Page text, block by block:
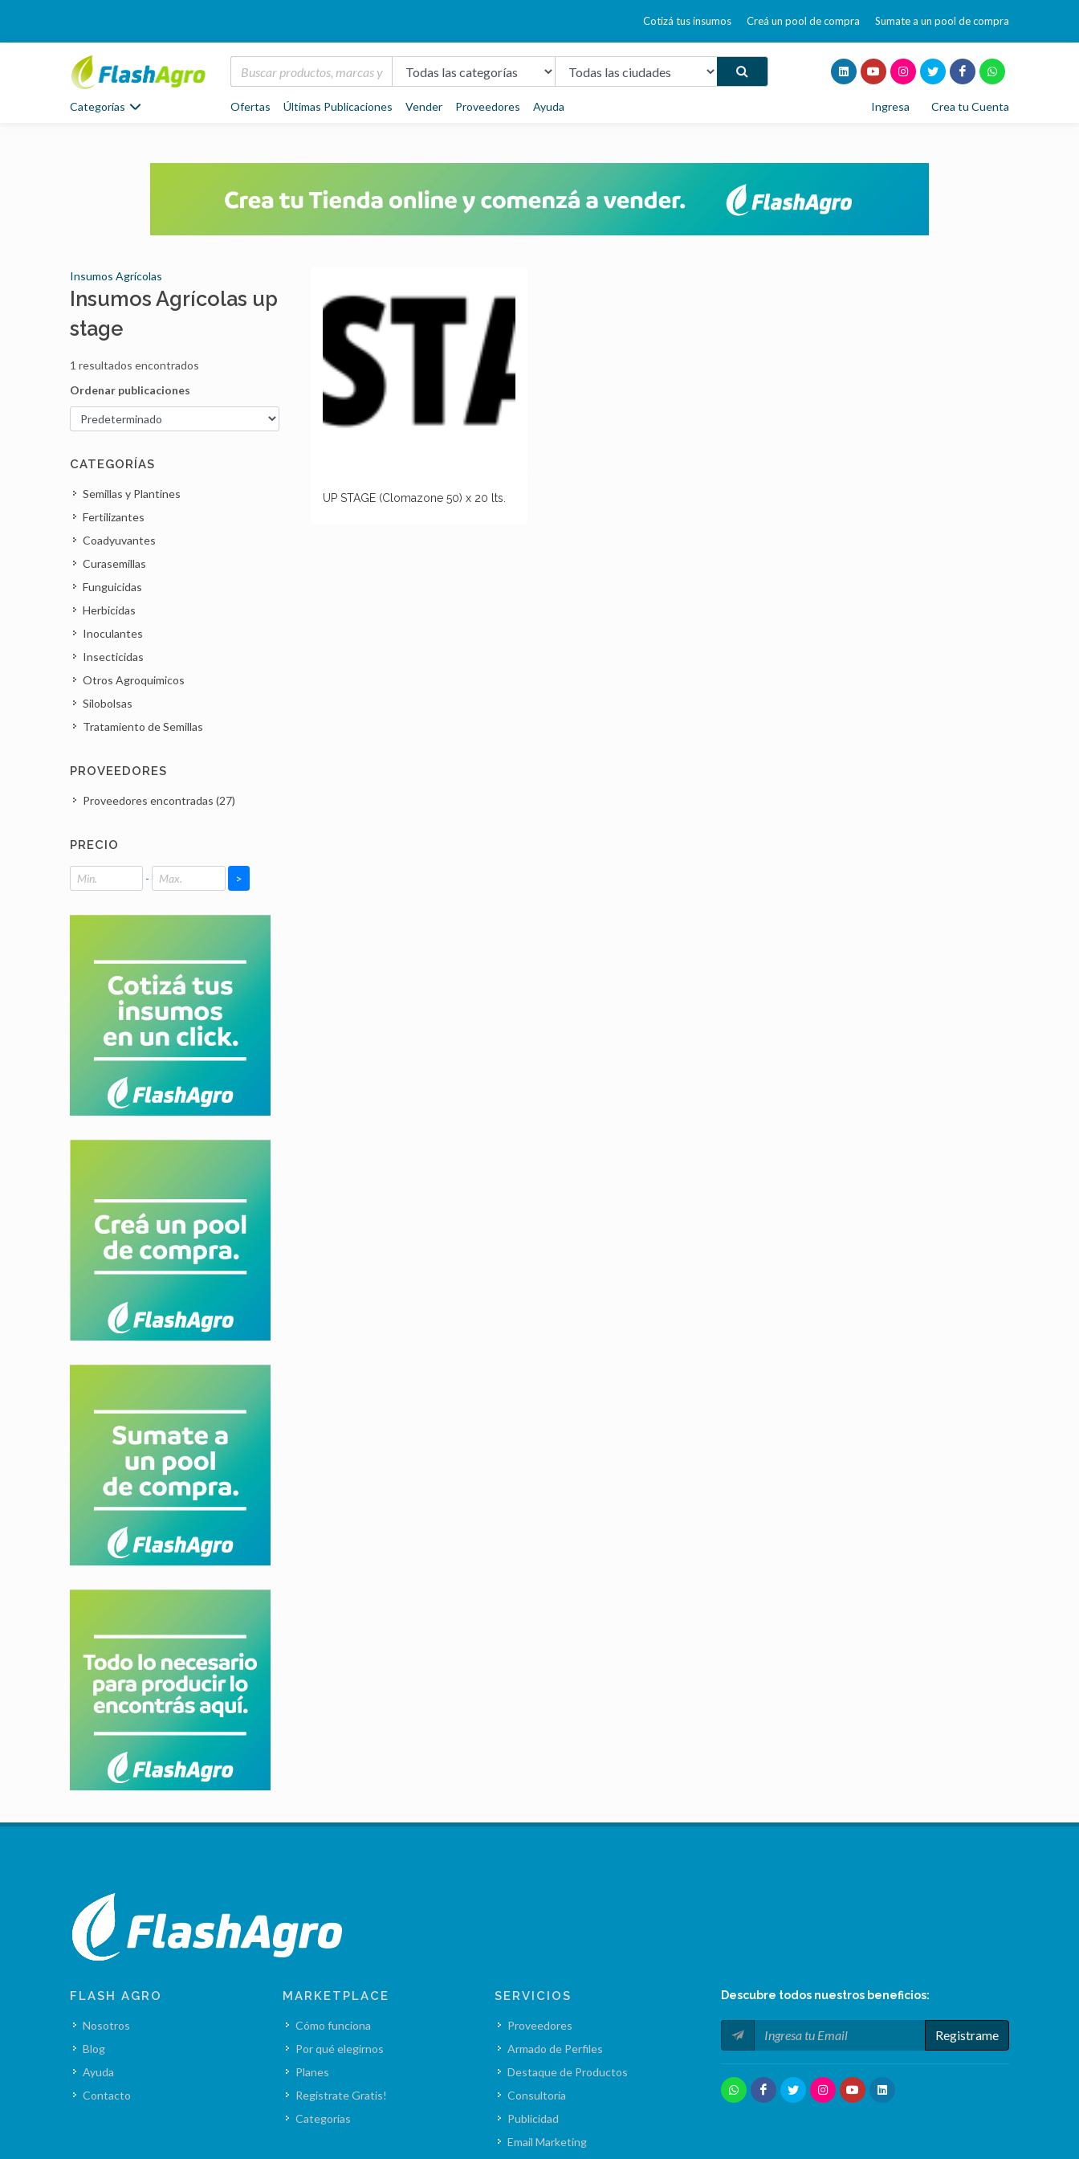
Cotizá tus insumos Creá un pool de compra Sumate a un pool de compra
Categorías Ofertas Últimas Publicaciones Vender Proveedores Ayuda Ingresa Crea tu Cuenta
UP STAGE (Clomazone 50) x 20 lts.
Insumos Agrícolas
Insumos Agrícolas up
stage
1 resultados encontrados
Ordenar publicaciones
CATEGORÍAS
Semillas y Plantines
Fertilizantes
Coadyuvantes
Curasemillas
Funguicidas
Herbicidas
Inoculantes
Insecticidas
Otros Agroquimicos
Silobolsas
Tratamiento de Semillas
PROVEEDORES
Proveedores encontradas (27)
PRECIO
- >
FLASH AGRO
Nosotros
Blog
Ayuda
Contacto
MARKETPLACE
Cómo funciona
Por qué elegirnos
Planes
Registrate Gratis!
Categorías
SERVICIOS
Proveedores
Armado de Perfiles
Destaque de Productos
Consultoría
Publicidad
Email Marketing
Descubre todos nuestros beneficios:
Registrame